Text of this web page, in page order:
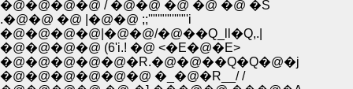
�@�@�@�@ / �@�@ �@ �@ �@ �S
.�@�@ �@ |�@�@ ;;''"'"'"''""'i
�@�@�@�@|�@�@/�@��Q_ll�Q,.|
�@�@�@�@ (6'i.! �@ <�E�@�E>
�@�@�@�@�@�R.�@�@��Q�Q�@�j
�@�@�@�@�@�@ �_�@�R__/ /